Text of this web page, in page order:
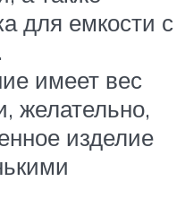
для емкости с
имеет вес
желательно,
изделие